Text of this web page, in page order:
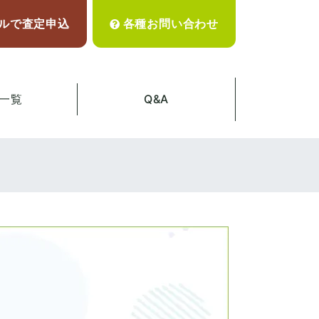
で査定申込 各種お問い合わせ
覧 Q&A